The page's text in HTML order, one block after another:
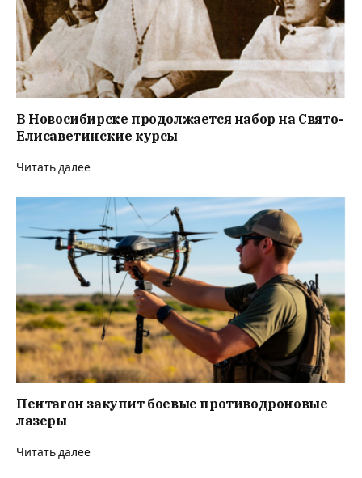
В Новосибирске продолжается набор на Свято-
Елисаветинские курсы
Читать далее
Пентагон закупит боевые противодроновые
лазеры
Читать далее